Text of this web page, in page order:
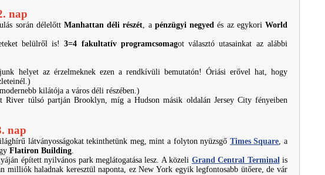
nap
során délelőttManhattan déli részét, a pénzügyi negyed és az egykoriWorld
belülről is!3=4 fakultatív programcsomagot választó utasainkat az alábbi
helyet az érzelmeknek ezen a rendkívüli bemutatón! Óriási erővel hat, hogy
kilátója a város déli részében.)
River túlsó partján Brooklyn, míg a Hudson másik oldalán Jersey City fényeiben
nap
látványosságokat tekinthetünk meg, mint a folyton nyüzsgő Times Square, a
Flatiron Building.
épített nyilvános park meglátogatása lesz. A közeli Grand Central Terminalis
milliók haladnak keresztül naponta, ez New York egyik legfontosabb ütőere, de vár